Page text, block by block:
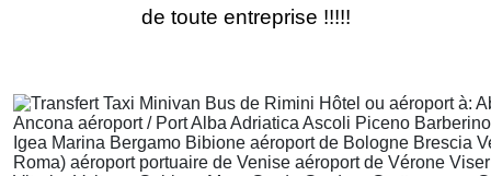
de toute entreprise !!!!!